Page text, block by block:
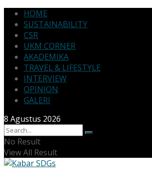
HOME
SUSTAINABILITY
CSR
UKM CORNER
AKADEMIKA
TRAVEL & LIFESTYLE
INTERVIEW
OPINION
GALERI
8 Agustus 2026
No Result
View All Result